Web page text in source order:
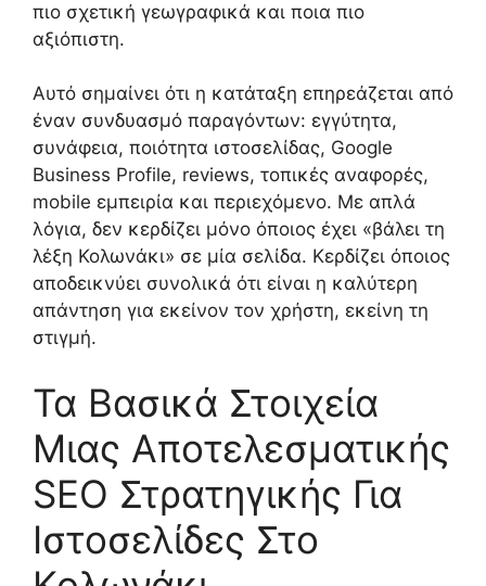
πιο σχετική γεωγραφικά και ποια πιο
αξιόπιστη.
Αυτό σημαίνει ότι η κατάταξη επηρεάζεται από
έναν συνδυασμό παραγόντων: εγγύτητα,
συνάφεια, ποιότητα ιστοσελίδας, Google
Business Profile, reviews, τοπικές αναφορές,
mobile εμπειρία και περιεχόμενο. Με απλά
λόγια, δεν κερδίζει μόνο όποιος έχει «βάλει τη
λέξη Κολωνάκι» σε μία σελίδα. Κερδίζει όποιος
αποδεικνύει συνολικά ότι είναι η καλύτερη
απάντηση για εκείνον τον χρήστη, εκείνη τη
στιγμή.
Τα Βασικά Στοιχεία
Μιας Αποτελεσματικής
SEO Στρατηγικής Για
Ιστοσελίδες Στο